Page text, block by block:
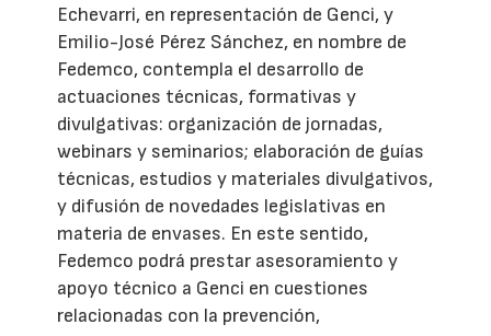
Echevarri, en representación de Genci, y
Emilio-José Pérez Sánchez, en nombre de
Fedemco, contempla el desarrollo de
actuaciones técnicas, formativas y
divulgativas: organización de jornadas,
webinars y seminarios; elaboración de guías
técnicas, estudios y materiales divulgativos,
y difusión de novedades legislativas en
materia de envases. En este sentido,
Fedemco podrá prestar asesoramiento y
apoyo técnico a Genci en cuestiones
relacionadas con la prevención,